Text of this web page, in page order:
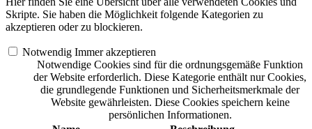
Skripte. Sie haben die Möglichkeit folgende Kategorien zu
akzeptieren oder zu blockieren.
Notwendig Immer akzeptieren
Notwendige Cookies sind für die ordnungsgemäße Funktion
der Website erforderlich. Diese Kategorie enthält nur Cookies,
die grundlegende Funktionen und Sicherheitsmerkmale der
Website gewährleisten. Diese Cookies speichern keine
persönlichen Informationen.